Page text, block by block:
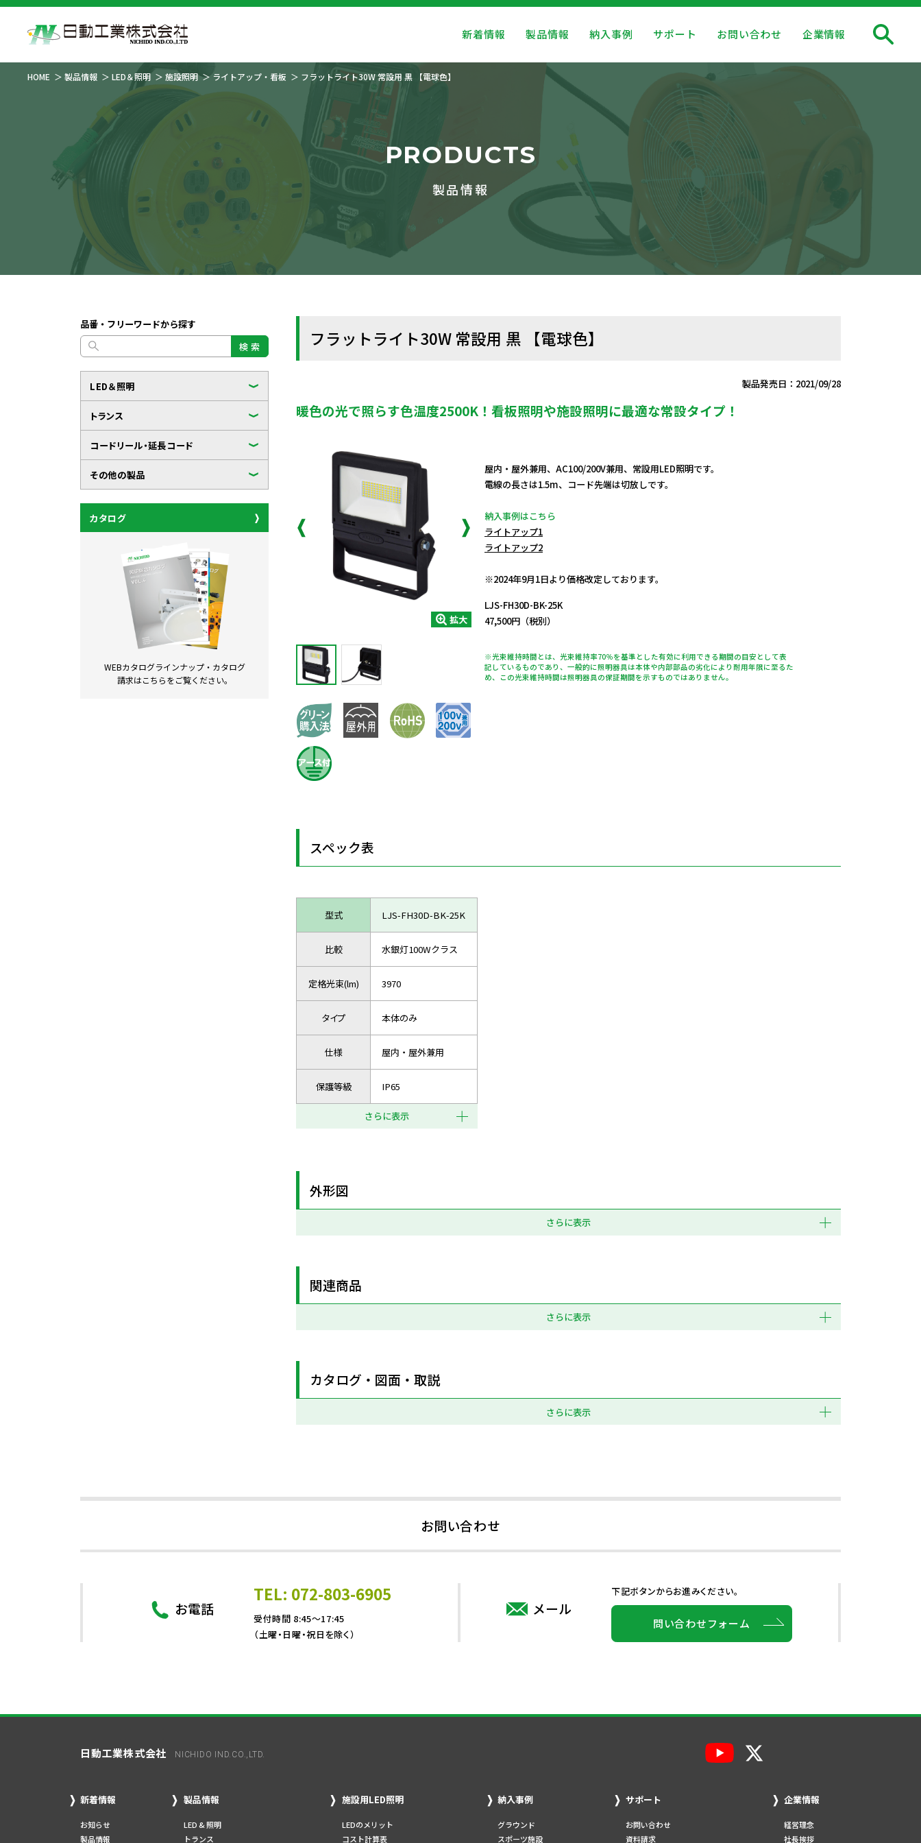
新着情報 製品情報 納入事例 サポート お問い合わせ 企業情報
HOME 製品情報 LED＆照明 施設照明 ライトアップ・看板 フラットライト30W 常設用 黒 【電球色】
PRODUCTS
製品情報
品番・フリーワードから探す
検 索
LED＆照明
トランス
コードリール・延長コード
その他の製品
カタログ
WEBカタログラインナップ・ カタログ
請求はこちらをご覧ください。
フラットライト30W 常設用 黒 【電球色】
製品発売日：2021/09/28
暖色の光で照らす色温度2500K！看板照明や施設照明に最適な常設タイプ！
拡大
屋内・屋外兼用、AC100/200V兼用、常設用LED照明です。
電線の長さは1.5m、コード先端は切放しです。
納入事例はこちら
ライトアップ1
ライトアップ2
※2024年9月1日より価格改定しております。
LJS-FH30D-BK-25K
47,500円（税別）
※光束維持時間とは、光束維持率70％を基準とした有効に利用できる期間の目安として表
記しているものであり、一般的に照明器具は本体や内部部品の劣化により耐用年限に至るた
め、この光束維持時間は照明器具の保証期間を示すものではありません。
スペック表
型式 LJS-FH30D-BK-25K
比較 水銀灯100Wクラス
定格光束(lm) 3970
タイプ 本体のみ
仕様 屋内・屋外兼用
保護等級 IP65
さらに表示
外形図
さらに表示
関連商品
さらに表示
カタログ・図面・取説
さらに表示
お問い合わせ
お電話
TEL: 072-803-6905
受付時間 8:45～17:45
（土曜・日曜・祝日を除く）
メール
下記ボタンからお進みください。
問い合わせフォーム
日動工業株式会社 NICHIDO IND.CO.,LTD.
新着情報
お知らせ
製品情報
製品情報
LED & 照明
トランス
施設用LED照明
LEDのメリット
コスト計算表
納入事例
グラウンド
スポーツ施設
サポート
お問い合わせ
資料請求
企業情報
経営理念
社長挨拶